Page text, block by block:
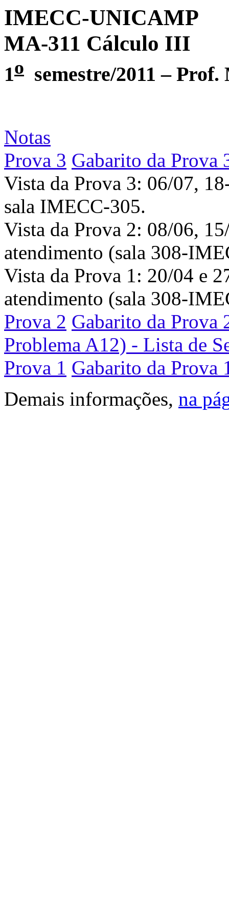
IMECC-UNICAMP
MA-311 Cálculo III
1o semestre/2011 –
Notas
Prova 3 Gabarito da Prova
Vista da Prova 3: 06/07,
sala IMECC-305.
Vista da Prova 2: 08/06,
atendimento (sala 308-
Vista da Prova 1: 20/04 e
atendimento (sala 308-
Prova 2 Gabarito da Prova
Problema A12) - Lista de
Prova 1 Gabarito da Prova
Demais informações, na